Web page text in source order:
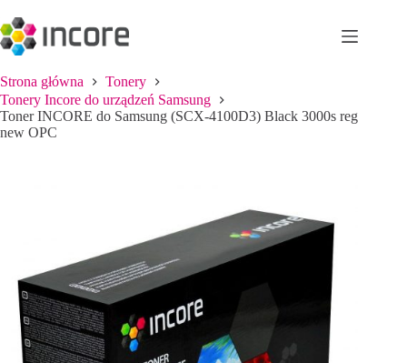
do
treści
Strona główna
Tonery
Tonery Incore do urządzeń Samsung
Toner INCORE do Samsung (SCX-4100D3) Black 3000s reg
new OPC